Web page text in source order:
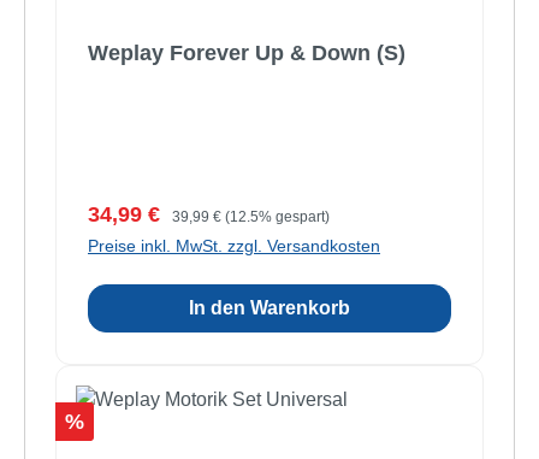
Weplay Forever Up & Down (S)
Verkaufspreis:
34,99 € Regulärer Preis:
39,99 € (12.5% gespart)
Preise inkl. MwSt. zzgl. Versandkosten
In den Warenkorb
Rabatt
%